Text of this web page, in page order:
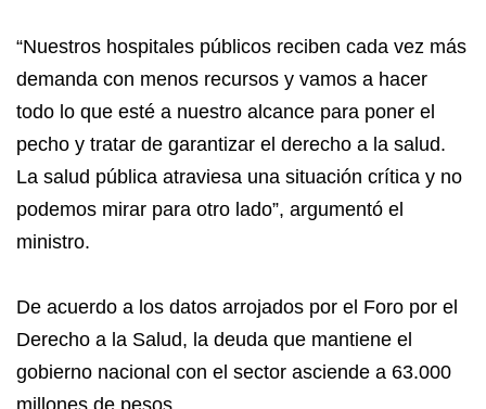
“Nuestros hospitales públicos reciben cada vez más
demanda con menos recursos y vamos a hacer
todo lo que esté a nuestro alcance para poner el
pecho y tratar de garantizar el derecho a la salud.
La salud pública atraviesa una situación crítica y no
podemos mirar para otro lado”, argumentó el
ministro.
De acuerdo a los datos arrojados por el Foro por el
Derecho a la Salud, la deuda que mantiene el
gobierno nacional con el sector asciende a 63.000
millones de pesos.